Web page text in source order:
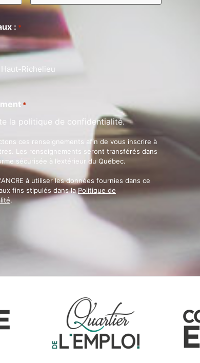
: *
Richelieu
*
la politique de confidentialité.
ces renseignements afin de vous inscrire à
Les renseignements seront transférés dans
sécurisée à l’extérieur du Québec.
à utiliser les données fournies dans ce
fins stipulés dans laPolitique de
.